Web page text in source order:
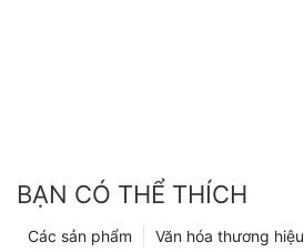
BẠN CÓ THỂ THÍCH
Văn hóa thương hiệu
Các sản phẩm